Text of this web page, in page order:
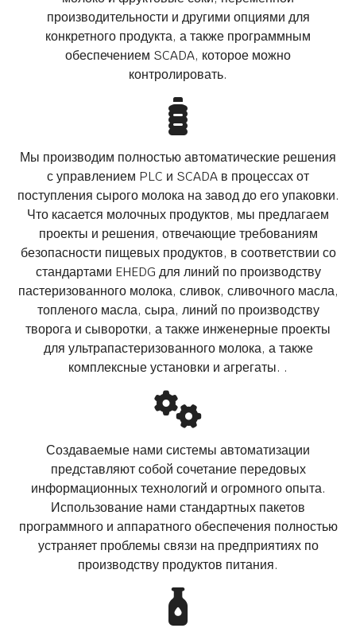
производительности и другими опциями для
конкретного продукта, а также программным
обеспечением SCADA, которое можно
контролировать.
Мы производим полностью автоматические решения
с управлением PLC и SCADA в процессах от
поступления сырого молока на завод до его упаковки.
Что касается молочных продуктов, мы предлагаем
проекты и решения, отвечающие требованиям
безопасности пищевых продуктов, в соответствии со
стандартами EHEDG для линий по производству
пастеризованного молока, сливок, сливочного масла,
топленого масла, сыра, линий по производству
творога и сыворотки, а также инженерные проекты
для ультрапастеризованного молока, а также
комплексные установки и агрегаты. .
Создаваемые нами системы автоматизации
представляют собой сочетание передовых
информационных технологий и огромного опыта.
Использование нами стандартных пакетов
программного и аппаратного обеспечения полностью
устраняет проблемы связи на предприятиях по
производству продуктов питания.